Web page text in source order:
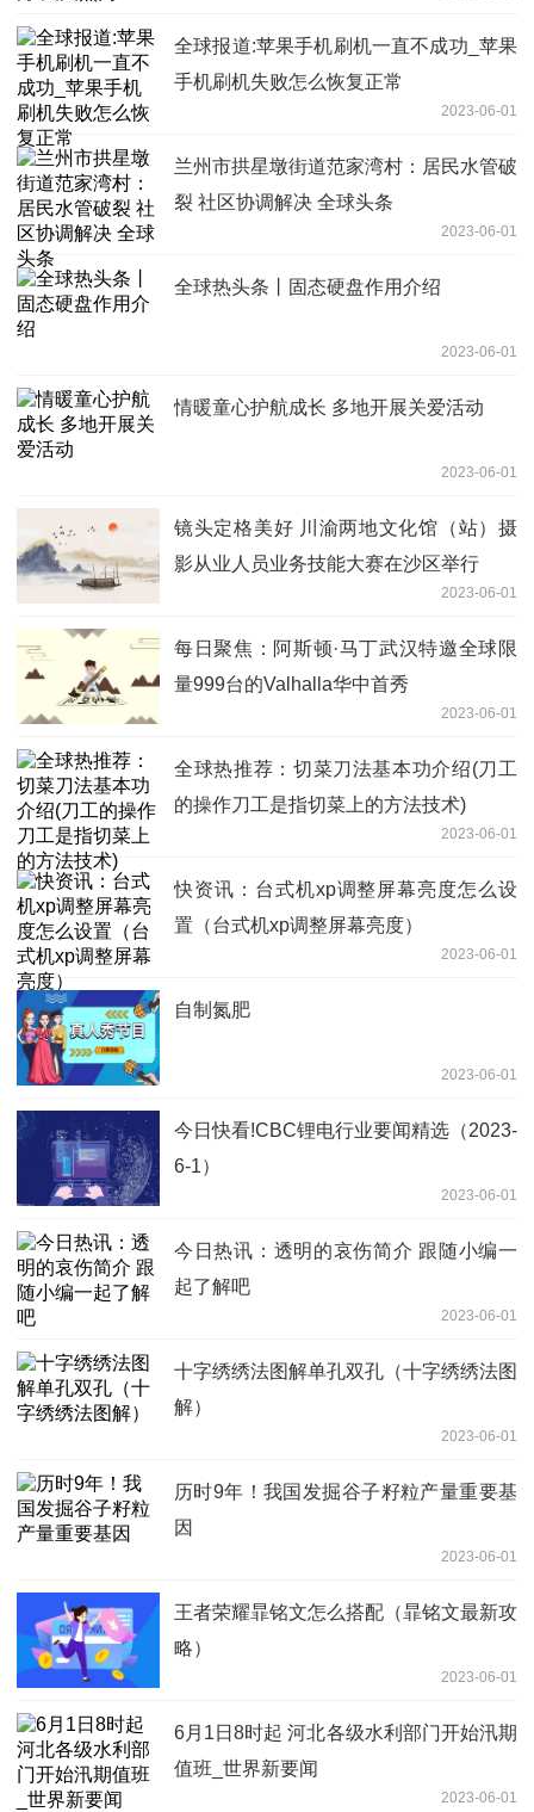
全球报道:苹果手机刷机一直不成功_苹果
手机刷机失败怎么恢复正常
2023-06-01
兰州市拱星墩街道范家湾村：居民水管破
裂 社区协调解决 全球头条
2023-06-01
全球热头条丨固态硬盘作用介绍
2023-06-01
情暖童心护航成长 多地开展关爱活动
2023-06-01
镜头定格美好 川渝两地文化馆（站）摄
影从业人员业务技能大赛在沙区举行
2023-06-01
每日聚焦：阿斯顿·马丁武汉特邀全球限
量999台的Valhalla华中首秀
2023-06-01
全球热推荐：切菜刀法基本功介绍(刀工
的操作刀工是指切菜上的方法技术)
2023-06-01
快资讯：台式机xp调整屏幕亮度怎么设
置（台式机xp调整屏幕亮度）
2023-06-01
自制氮肥
2023-06-01
今日快看!CBC锂电行业要闻精选（2023-
6-1）
2023-06-01
今日热讯：透明的哀伤简介 跟随小编一
起了解吧
2023-06-01
十字绣绣法图解单孔双孔（十字绣绣法图
解）
2023-06-01
历时9年！我国发掘谷子籽粒产量重要基
因
2023-06-01
王者荣耀暃铭文怎么搭配（暃铭文最新攻
略）
2023-06-01
6月1日8时起 河北各级水利部门开始汛期
值班_世界新要闻
2023-06-01